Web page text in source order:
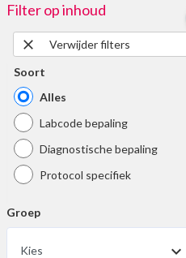
Filter op inhoud
close
Verwijder filters
Soort
Alles
Labcode bepaling
Diagnostische bepaling
Protocol specifiek
Groep
Kies